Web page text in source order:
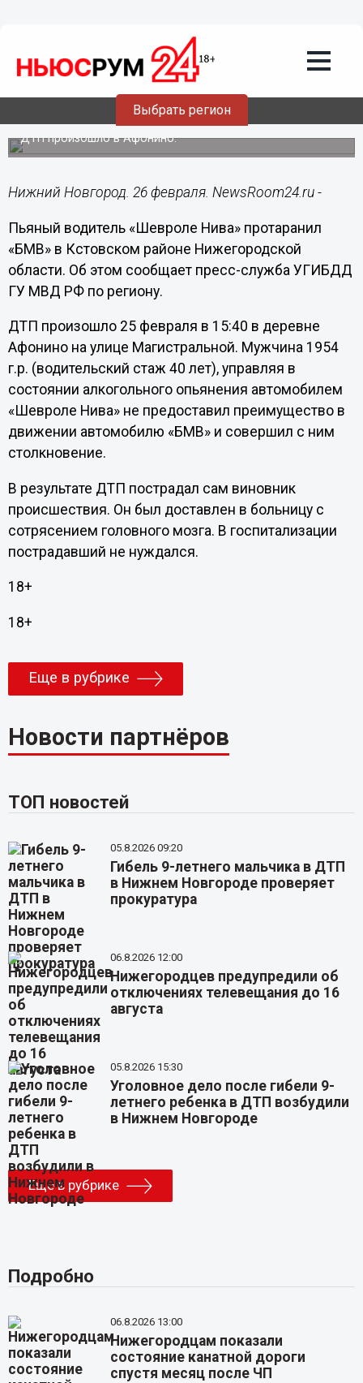
Выбрать регион
26.02.201814:15
Пьяный водитель «Шевроле Нива»
протаранил «БМВ» в Кстовском районе
ДТП произошло в Афонино.
Нижний Новгород. 26 февраля. NewsRoom24.ru -
Пьяный водитель «Шевроле Нива» протаранил
«БМВ» в Кстовском районе Нижегородской
области. Об этом сообщает пресс-служба УГИБДД
ГУ МВД РФ по региону.
ДТП произошло 25 февраля в 15:40 в деревне
Афонино на улице Магистральной. Мужчина 1954
г.р. (водительский стаж 40 лет), управляя в
состоянии алкогольного опьянения автомобилем
«Шевроле Нива» не предоставил преимущество в
движении автомобилю «БМВ» и совершил с ним
столкновение.
В результате ДТП пострадал сам виновник
происшествия. Он был доставлен в больницу с
сотрясением головного мозга. В госпитализации
пострадавший не нуждался.
18+
18+
Еще в рубрике
Новости партнёров
ТОП новостей
05.8.2026 09:20
Гибель 9-летнего мальчика в ДТП
в Нижнем Новгороде проверяет
прокуратура
06.8.2026 12:00
Нижегородцев предупредили об
отключениях телевещания до 16
августа
05.8.2026 15:30
Уголовное дело после гибели 9-
летнего ребенка в ДТП возбудили
в Нижнем Новгороде
Еще в рубрике
Подробно
06.8.2026 13:00
Нижегородцам показали
состояние канатной дороги
спустя месяц после ЧП